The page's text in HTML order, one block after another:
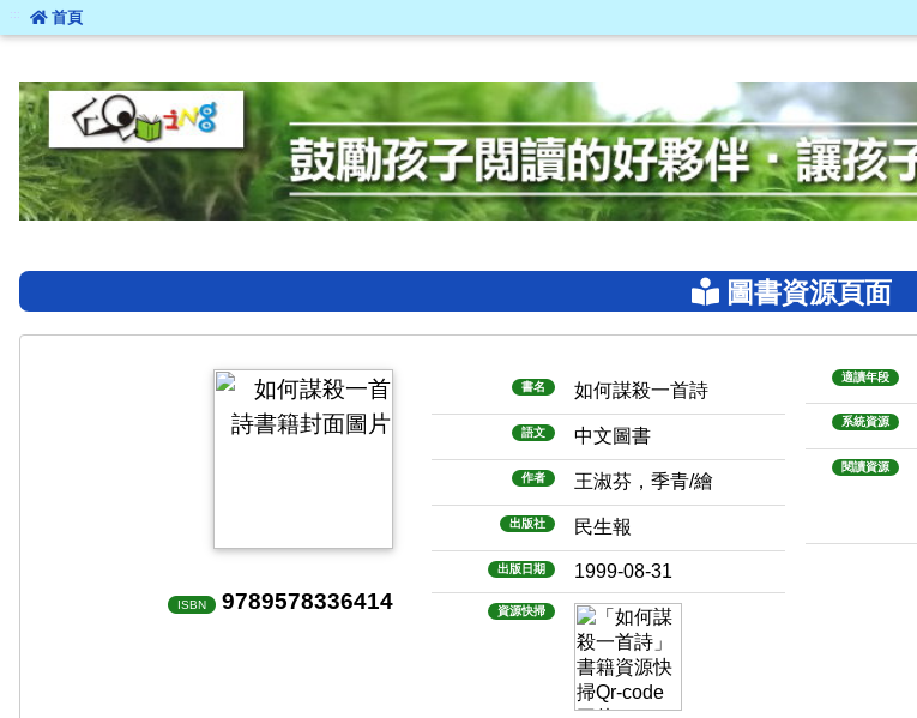
::: 首頁
圖書資源頁面
ISBN 9789578336414
書名 如何謀殺一首詩
語文 中文圖書
作者 王淑芬，季青/繪
出版社 民生報
出版日期 1999-08-31
資源快掃
適讀年段
系統資源
閱讀資源